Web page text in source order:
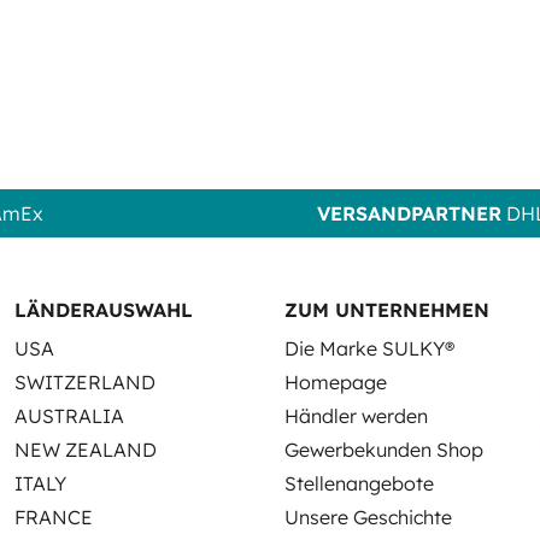
VERSANDPARTNER
LÄNDERAUSWAHL
USA
SWITZERLAND
AUSTRALIA
NEW ZEALAND
ITALY
FRANCE
ZUM UNTERNEHMEN
Die Marke SULKY®
Homepage
Händler werden
Gewerbekunden Shop
Stellenangebote
Unsere Geschichte